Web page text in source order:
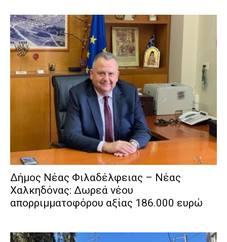
Δήμος Νέας Φιλαδέλφειας – Νέας
Χαλκηδόνας: Δωρεά νέου
απορριμματοφόρου αξίας 186.000 ευρώ